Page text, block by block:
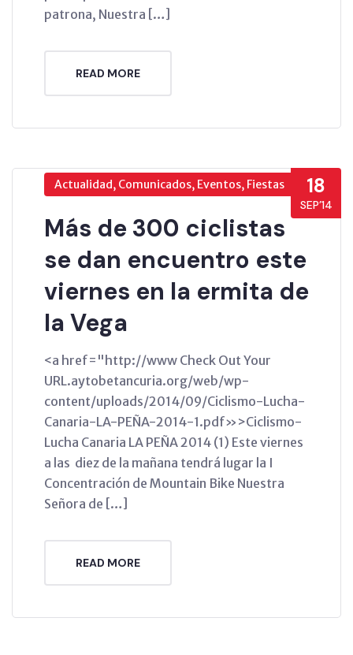
patrona, Nuestra […]
READ MORE
18
SEP’14
Actualidad, Comunicados, Eventos, Fiestas
Más de 300 ciclistas
se dan encuentro este
viernes en la ermita de
la Vega
<a href="http://www Check Out Your
URL.aytobetancuria.org/web/wp-
content/uploads/2014/09/Ciclismo-Lucha-
Canaria-LA-PEÑA-2014-1.pdf»>Ciclismo-
Lucha Canaria LA PEÑA 2014 (1) Este viernes
a las diez de la mañana tendrá lugar la I
Concentración de Mountain Bike Nuestra
Señora de […]
READ MORE